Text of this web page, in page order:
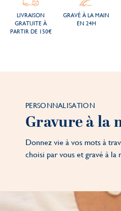
LIVRAISON
GRATUITE À
PARTIR DE 150€
GRAVÉ À LA MAIN
EN 24H
PERSONNALISATION
Gravure à la
Donnez vie à vos mots à
choisi par vous et gravé à la